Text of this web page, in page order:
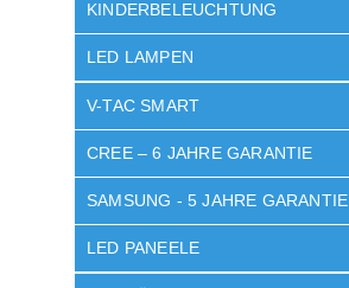
KINDERBELEUCHTUNG
LED LAMPEN
V-TAC SMART
CREE – 6 JAHRE GARANTIE
SAMSUNG - 5 JAHRE GARANTIE
LED PANEELE